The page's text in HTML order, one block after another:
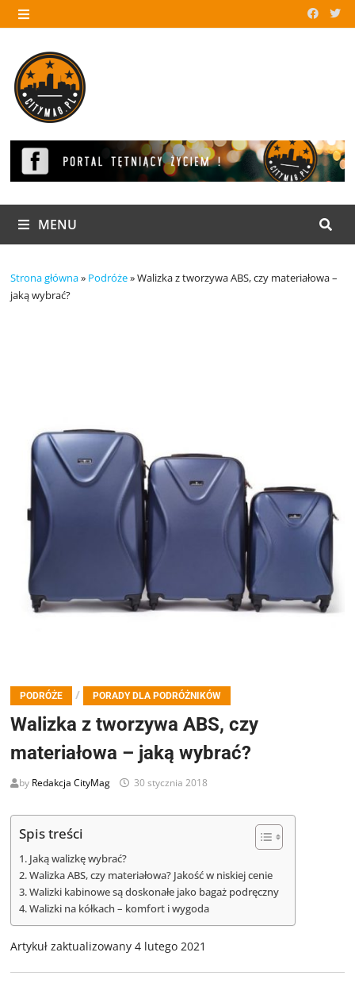
Skip
to
MENU
MENU
Strona główna» Podróże»Walizka z tworzywa ABS, czy materiałowa –
jaką wybrać?
PODRÓŻE / PORADY DLA PODRÓŻNIKÓW
Walizka z tworzywa ABS, czy
materiałowa – jaką wybrać?
by Redakcja CityMag 30 stycznia 2018
Spis treści
Jaką walizkę wybrać?
Walizka ABS, czy materiałowa? Jakość w niskiej cenie
Walizki kabinowe są doskonałe jako bagaż podręczny
Walizki na kółkach – komfort i wygoda
Artykuł zaktualizowany 4 lutego 2021